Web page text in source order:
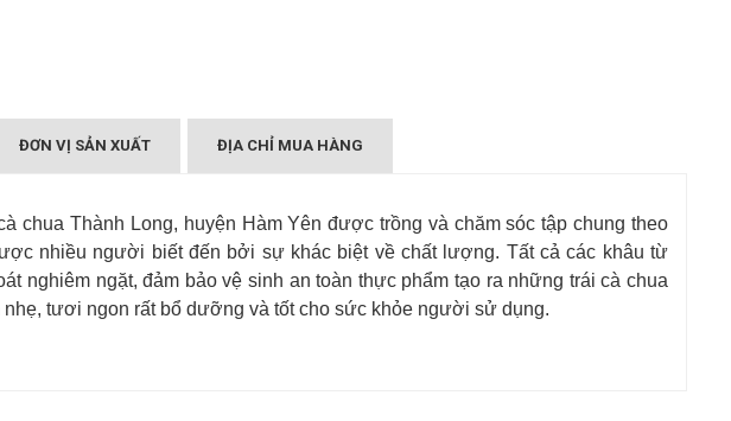
ĐƠN VỊ SẢN XUẤT ĐỊA CHỈ MUA HÀNG
chua Thành Long, huyện Hàm Yên được trồng và chăm sóc tập chung theo
nhiều người biết đến bởi sự khác biệt về chất lượng. Tất cả các khâu từ
nghiêm ngặt, đảm bảo vệ sinh an toàn thực phẩm tạo ra những trái cà chua
tươi ngon rất bổ dưỡng và tốt cho sức khỏe người sử dụng.
- Tuyên